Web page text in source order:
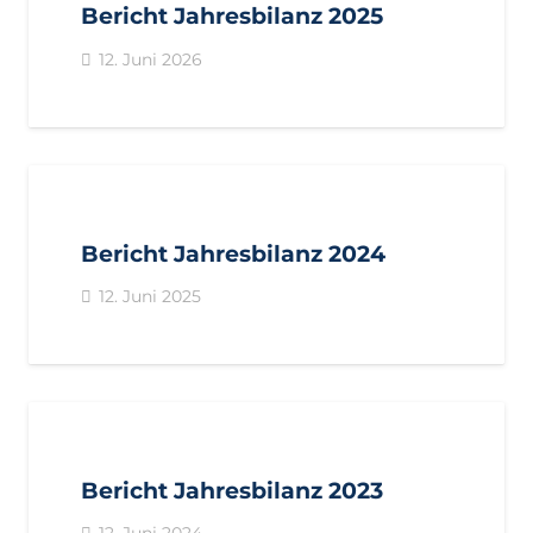
Bericht Jahresbilanz 2025
12. Juni 2026
Bericht Jahresbilanz 2024
12. Juni 2025
Bericht Jahresbilanz 2023